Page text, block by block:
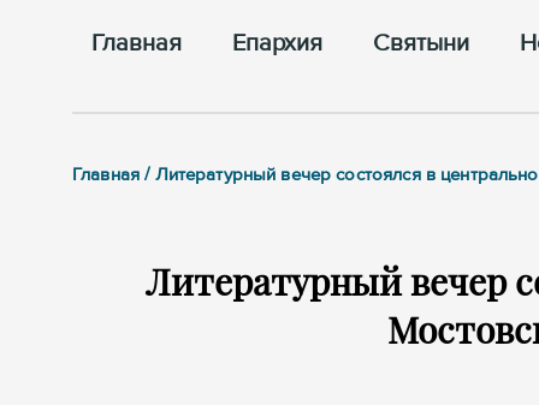
Главная Епархия Cвятыни
Главная / Литературный вечер состоялся в
Литературный вечер